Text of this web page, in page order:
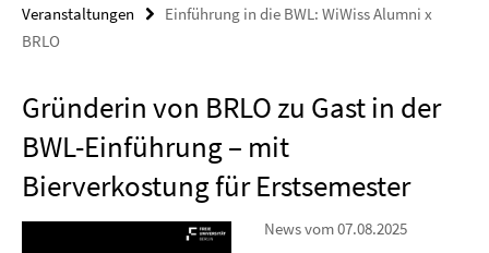
Veranstaltungen
Einführung in die BWL: WiWiss Alumni x
BRLO
Gründerin von BRLO zu Gast in der
BWL-Einführung – mit
Bierverkostung für Erstsemester
News vom 07.08.2025